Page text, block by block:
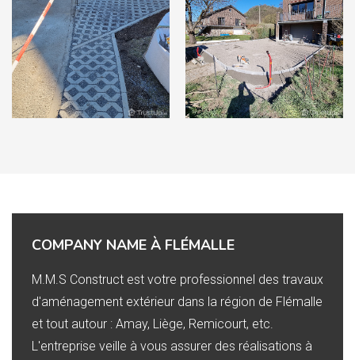
COMPANY NAME À FLÉMALLE
M.M.S Construct est votre professionnel des travaux
d'aménagement extérieur dans la région de Flémalle
et tout autour : Amay, Liège, Remicourt, etc.
L'entreprise veille à vous assurer des réalisations à